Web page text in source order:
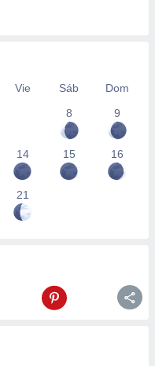
Vie Sáb
Dom
8
9
14 15 16
21